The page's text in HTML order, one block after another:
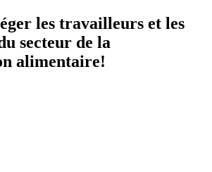
les travailleurs et les
secteur de la
alimentaire!